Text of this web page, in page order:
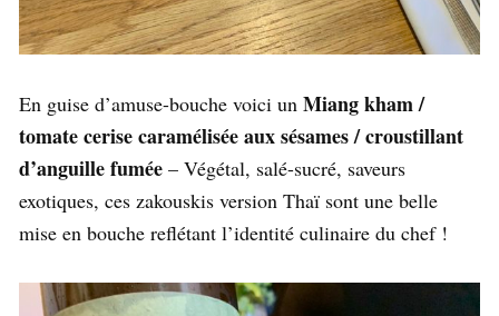
En guise d’amuse-bouche voici un Miang kham /
tomate cerise caramélisée aux sésames / croustillant
d’anguille fumée – Végétal, salé-sucré, saveurs
exotiques, ces zakouskis version Thaï sont une belle
mise en bouche reflétant l’identité culinaire du chef !